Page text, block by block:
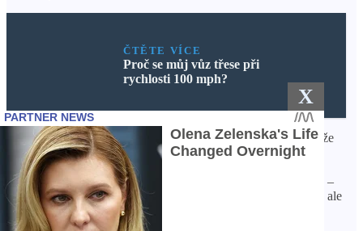
ČTĚTE VÍCE
Proč se můj vůz třese při
rychlosti 100 mph?
To dává velký smysl, protože musíte vzít v úvahu skutečnost, že
tyto součásti nejenže musí plnit svou funkci, ale musí být
dostatečně pevné, aby unesla přemisťující se hmotnost vašeho
vozidla (během zatáček se hmotnost vašeho vozu přerozděluje –
cítíte to jako síla, která vás táhne na jednu nebo druhou stranu, ale
totéž se stane s autem samotným).
X